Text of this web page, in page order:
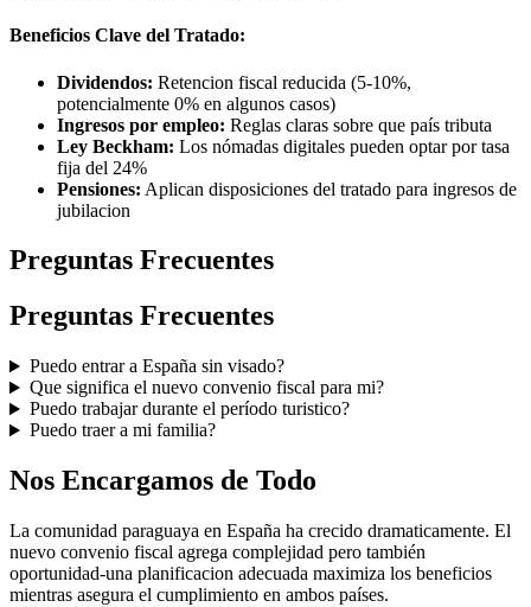
Beneficios Clave del Tratado:
Dividendos: Retencion fiscal reducida (5-10%,
potencialmente 0% en algunos casos)
Ingresos por empleo: Reglas claras sobre que país tributa
Ley Beckham: Los nómadas digitales pueden optar por tasa
fija del 24%
Pensiones: Aplican disposiciones del tratado para ingresos de
jubilacion
Preguntas Frecuentes
Preguntas Frecuentes
Puedo entrar a España sin visado?
Que significa el nuevo convenio fiscal para mi?
Puedo trabajar durante el período turistico?
Puedo traer a mi familia?
Nos Encargamos de Todo
La comunidad paraguaya en España ha crecido dramaticamente. El
nuevo convenio fiscal agrega complejidad pero también
oportunidad-una planificacion adecuada maximiza los beneficios
mientras asegura el cumplimiento en ambos países.